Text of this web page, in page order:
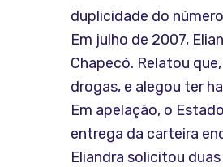
duplicidade do
Em julho de 2007,
Chapecó. Relatou
drogas, e alegou ter
Em apelação, o
entrega da carteira
Eliandra solicitou